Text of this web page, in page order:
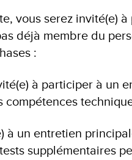
vous serez invité(e)
déjà membre du
:
à participer à un
à un entretien
supplémentaires